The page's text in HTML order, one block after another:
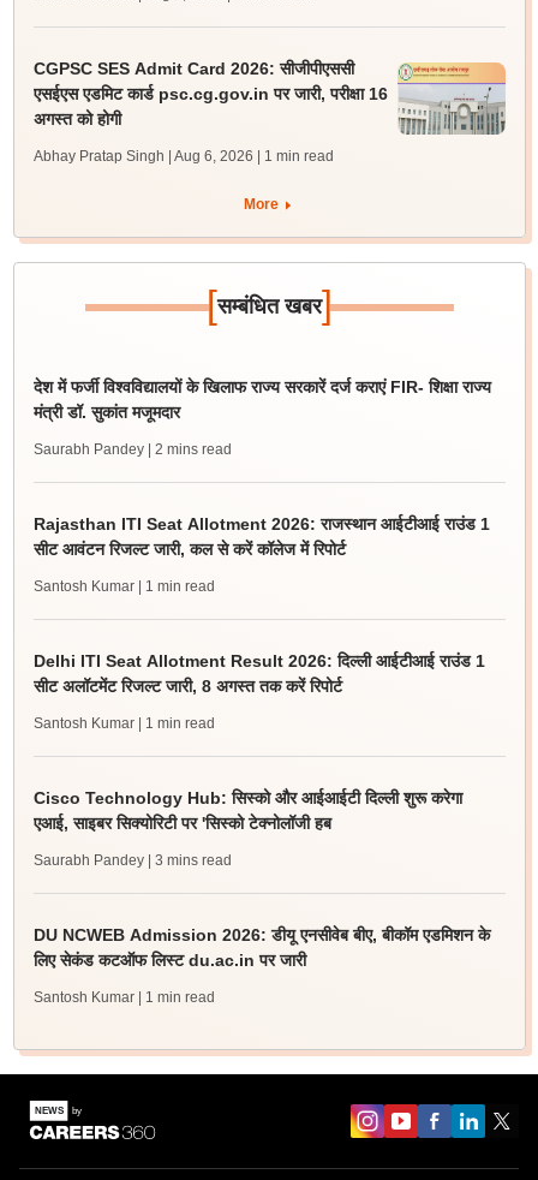
CGPSC SES Admit Card 2026: सीजीपीएससी
एसईएस एडमिट कार्ड psc.cg.gov.in पर जारी, परीक्षा 16
अगस्त को होगी
Abhay Pratap Singh | Aug 6, 2026 | 1 min read
More
[सम्बंधित खबर]
देश में फर्जी विश्वविद्यालयों के खिलाफ राज्य सरकारें दर्ज कराएं FIR- शिक्षा राज्य
मंत्री डॉ. सुकांत मजूमदार
Saurabh Pandey | 2 mins read
Rajasthan ITI Seat Allotment 2026: राजस्थान आईटीआई राउंड 1
सीट आवंटन रिजल्ट जारी, कल से करें कॉलेज में रिपोर्ट
Santosh Kumar | 1 min read
Delhi ITI Seat Allotment Result 2026: दिल्ली आईटीआई राउंड 1
सीट अलॉटमेंट रिजल्ट जारी, 8 अगस्त तक करें रिपोर्ट
Santosh Kumar | 1 min read
Cisco Technology Hub: सिस्को और आईआईटी दिल्ली शुरू करेगा
एआई, साइबर सिक्योरिटी पर 'सिस्को टेक्नोलॉजी हब
Saurabh Pandey | 3 mins read
DU NCWEB Admission 2026: डीयू एनसीवेब बीए, बीकॉम एडमिशन के
लिए सेकंड कटऑफ लिस्ट du.ac.in पर जारी
Santosh Kumar | 1 min read